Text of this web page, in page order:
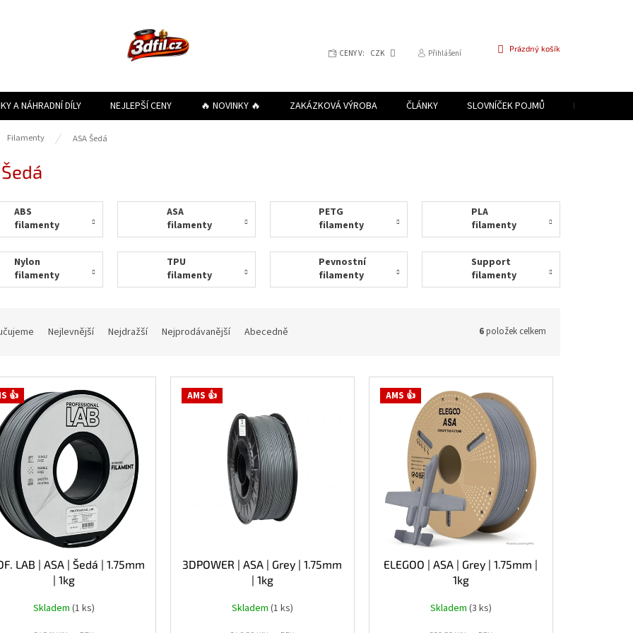
CENY V: CZK Přihlášení
NÁKUPNÍ
Prázdný košík
A NÁHRADNÍ DÍLY NEJLEPŠÍ CENY 🔥 NOVINKY 🔥 ZAKÁZKOVÁ VÝROBA ČLÁNKY SLOVNÍČEK POJMŮ PROGRAM
Filamenty ASA Šedá
ABS
filamenty
ASA
filamenty
PETG
filamenty
PLA
filamenty
Nylon
filamenty
TPU
filamenty
Pevnostní
filamenty
Support
filamenty
Nejlevnější Nejdražší Nejprodávanější Abecedně 6položek celkem
👍
LAB | ASA | Šedá | 1.75mm
| 1kg
Skladem (1 ks)
AMS 👍
3DPOWER | ASA | Grey | 1.75mm
| 1kg
Skladem (1 ks)
AMS 👍
ELEGOO | ASA | Grey | 1.75mm |
1kg
Skladem (3 ks)